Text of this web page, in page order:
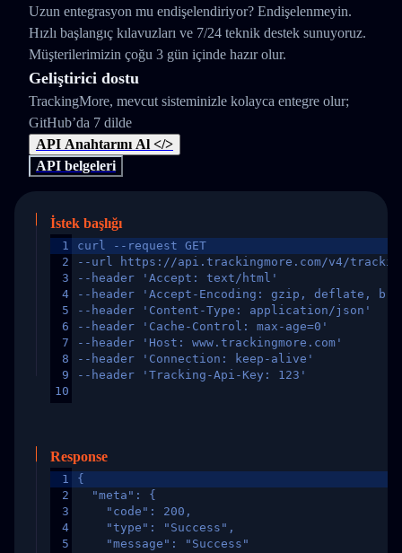
Uzun entegrasyon mu endişelendiriyor? Endişelenmeyin.
Hızlı başlangıç kılavuzları ve 7/24 teknik destek sunuyoruz.
Müşterilerimizin çoğu 3 gün içinde hazır olur.
Geliştirici dostu
TrackingMore, mevcut sisteminizle kolayca entegre olur;
GitHub’da 7 dilde
API Anahtarını Al </>
API belgeleri
İstek başlığı
1
2
3
4
5
6
7
8
9
10
curl --request GET
--url https://api.trackingmore.com/v4/trackings/
--header 'Accept: text/html'
--header 'Accept-Encoding: gzip, deflate,
--header 'Content-Type: application/json'
--header 'Cache-Control: max-age=0'
--header 'Host: www.trackingmore.com'
--header 'Connection: keep-alive'
--header 'Tracking-Api-Key: 123'
Response
1
2
3
4
5
{
  "meta": {
    "code": 200,
    "type": "Success",
    "message": "Success"